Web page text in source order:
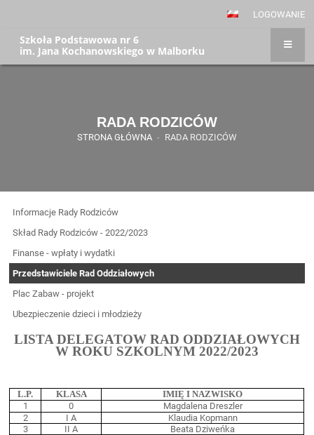
LOGOWANIE
Szkoła Podstawowa nr 6
im. Jana Kochanowskiego w Malborku
RADA RODZICÓW
STRONA GŁÓWNA - RADA RODZICÓW
Informacje Rady Rodziców
Skład Rady Rodziców - 2022/2023
Finanse - wpłaty i wydatki
Przedstawiciele Rad Oddziałowych
Plac Zabaw - projekt
Ubezpieczenie dzieci i młodzieży
LISTA DELEGATÓW RAD ODDZIAŁOWYCH
W ROKU SZKOLNYM 2022/2023
L.P. KLASA
IMIĘ I NAZWISKO
1
0
Magdalena Dreszler
2
I A
Klaudia Kopmann
3
II A
Beata Dziweńka